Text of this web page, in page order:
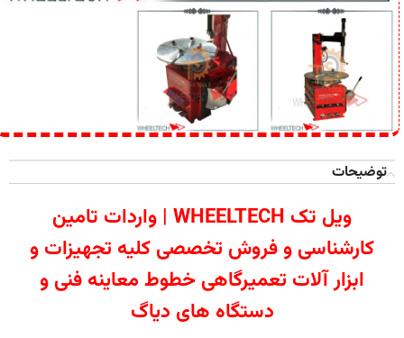
توضیحات
ویل تک WHEELTECH | واردات تامین
کارشناسی و فروش تخصصی کلیه تجهیزات و
ابزار آلات تعمیرگاهی خطوط معاینه فنی و
دستگاه های دیاگ